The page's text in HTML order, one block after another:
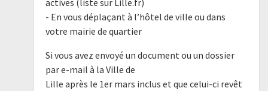
- En vous déplaçant à l’hôtel de ville ou dans
votre mairie de quartier
Si vous avez envoyé un document ou un dossier
par e-mail à la Ville de
Lille après le 1er mars inclus et que celui-ci revêt